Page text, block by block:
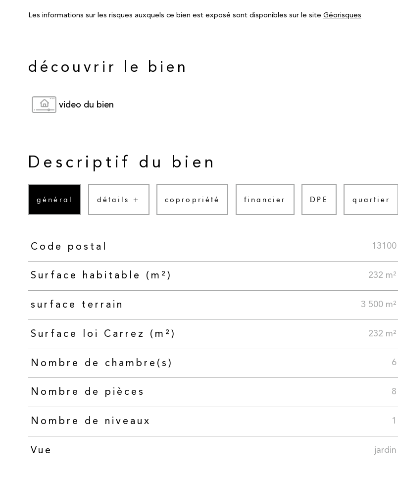
Les informations sur les risques auxquels ce bien est exposé sont disponibles sur le site Géorisques
découvrir le bien
video du bien
Descriptif du bien
général détails + copropriété financier DPE quartier
TRAD_PAMPERO_Caracteristique
Code postal 13100
Surface habitable (m²) 232 m²
surface terrain 3 500 m²
Surface loi Carrez (m²) 232 m²
Nombre de chambre(s) 6
Nombre de pièces 8
Nombre de niveaux 1
Vue jardin